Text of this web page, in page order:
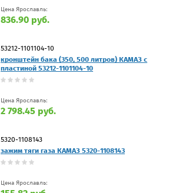
Цена Ярославль:
836.90 руб.
53212-1101104-10
кронштейн бака (350, 500 литров) КАМАЗ с
пластиной 53212-1101104-10
Цена Ярославль:
2 798.45 руб.
5320-1108143
зажим тяги газа КАМАЗ 5320-1108143
Цена Ярославль: